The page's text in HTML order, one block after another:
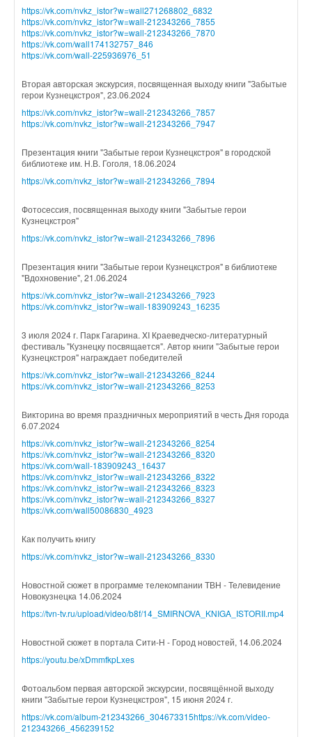
https://vk.com/nvkz_istor?w=wall271268802_6832
https://vk.com/nvkz_istor?w=wall-212343266_7855
https://vk.com/nvkz_istor?w=wall-212343266_7870
https://vk.com/wall174132757_846
https://vk.com/wall-225936976_51
Вторая авторская экскурсия, посвященная выходу книги "Забытые
герои Кузнецкстроя", 23.06.2024
https://vk.com/nvkz_istor?w=wall-212343266_7857
https://vk.com/nvkz_istor?w=wall-212343266_7947
Презентация книги "Забытые герои Кузнецкстроя" в городской
библиотеке им. Н.В. Гоголя, 18.06.2024
https://vk.com/nvkz_istor?w=wall-212343266_7894
Фотосессия, посвященная выходу книги "Забытые герои
Кузнецкстроя"
https://vk.com/nvkz_istor?w=wall-212343266_7896
Презентация книги "Забытые герои Кузнецкстроя" в библиотеке
"Вдохновение", 21.06.2024
https://vk.com/nvkz_istor?w=wall-212343266_7923
https://vk.com/nvkz_istor?w=wall-183909243_16235
3 июля 2024 г. Парк Гагарина. XI Краеведческо-литературный
фестиваль "Кузнецку посвящается". Автор книги "Забытые герои
Кузнецкстроя" награждает победителей
https://vk.com/nvkz_istor?w=wall-212343266_8244
https://vk.com/nvkz_istor?w=wall-212343266_8253
Викторина во время праздничных мероприятий в честь Дня города
6.07.2024
https://vk.com/nvkz_istor?w=wall-212343266_8254
https://vk.com/nvkz_istor?w=wall-212343266_8320
https://vk.com/wall-183909243_16437
https://vk.com/nvkz_istor?w=wall-212343266_8322
https://vk.com/nvkz_istor?w=wall-212343266_8323
https://vk.com/nvkz_istor?w=wall-212343266_8327
https://vk.com/wall50086830_4923
Как получить книгу
https://vk.com/nvkz_istor?w=wall-212343266_8330
Новостной сюжет в программе телекомпании ТВН - Телевидение
Новокузнецка 14.06.2024
https://tvn-tv.ru/upload/video/b8f/14_SMIRNOVA_KNIGA_ISTORII.mp4
Новостной сюжет в портала Сити-Н - Город новостей, 14.06.2024
https://youtu.be/xDmmfkpLxes
Фотоальбом первая авторской экскурсии, посвящённой выходу
книги "Забытые герои Кузнецкстроя", 15 июня 2024 г.
https://vk.com/album-212343266_304673315https://vk.com/video-
212343266_456239152